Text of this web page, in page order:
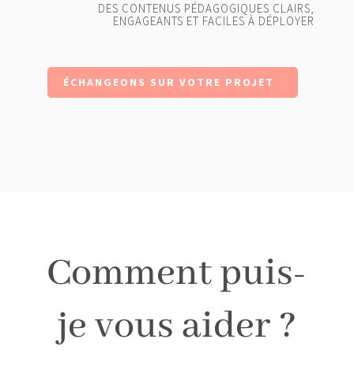
DES CONTENUS PÉDAGOGIQUES CLAIRS,
ENGAGEANTS ET FACILES À DÉPLOYER
ÉCHANGEONS SUR VOTRE PROJET
Comment puis-
je vous aider ?